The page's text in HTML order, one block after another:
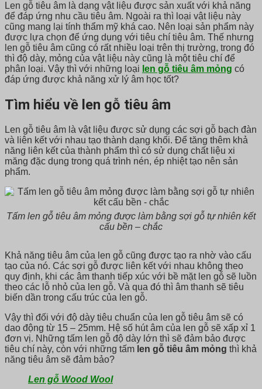
Len gỗ tiêu âm là dạng vật liệu được sản xuất với khả năng
để đáp ứng nhu cầu tiêu âm. Ngoài ra thì loại vật liệu này
cũng mang lại tính thẩm mỹ khá cao. Nên loại sản phẩm này
được lựa chọn để ứng dụng với tiêu chí tiêu âm. Thế nhưng
len gỗ tiêu âm cũng có rất nhiều loại trên thị trường, trong đó
thì độ dày, mỏng của vật liệu này cũng là một tiêu chí để
phân loại. Vậy thì với những loại len gỗ tiêu âm mỏng có
đáp ứng được khả năng xử lý âm học tốt?
Tìm hiểu về len gỗ tiêu âm
Len gỗ tiêu âm là vật liệu được sử dụng các sợi gỗ bạch đàn
và liên kết với nhau tạo thành dạng khối. Để tăng thêm khả
năng liên kết của thành phẩm thì có sử dụng chất liệu xi
măng đặc dụng trong quá trình nén, ép nhiệt tạo nên sản
phẩm.
Tấm len gỗ tiêu âm mỏng được làm bằng sợi gỗ tự nhiên kết
cấu bền – chắc
Khả năng tiêu âm của len gỗ cũng được tạo ra nhờ vào cấu
tạo của nó. Các sợi gỗ được liên kết với nhau không theo
quy định, khi các âm thanh tiếp xúc với bề mặt len gỗ sẽ luồn
theo các lỗ nhỏ của len gỗ. Và qua đó thì âm thanh sẽ tiêu
biến dần trong cấu trúc của len gỗ.
Vậy thì đối với độ dày tiêu chuẩn của len gỗ tiêu âm sẽ có
dao động từ 15 – 25mm. Hệ số hút âm của len gỗ sẽ xấp xỉ 1
đơn vị. Những tấm len gỗ độ dày lớn thì sẽ đảm bảo được
tiêu chí này, còn với những tấm len gỗ tiêu âm mỏng thì khả
năng tiêu âm sẽ đảm bảo?
Len gỗ Wood Wool